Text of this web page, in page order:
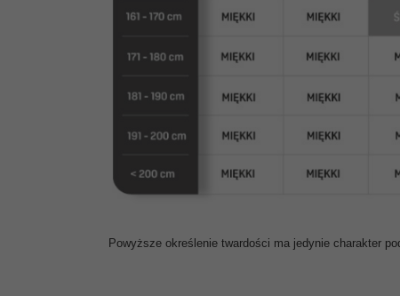
Powyższe określenie twardości ma jedynie charakter